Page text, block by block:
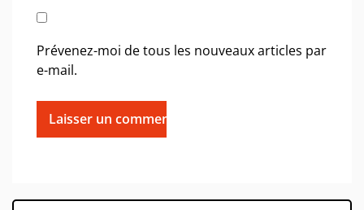
Prévenez-moi de tous les nouveaux articles par
e-mail.